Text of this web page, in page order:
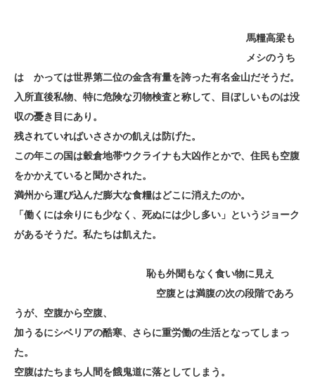
馬糧高梁も
メシのうち
は かっては世界第二位の金含有量を誇った有名金山だそうだ。
入所直後私物、特に危険な刃物検査と称して、目ぼしいものは没
収の憂き目にあり。
残されていればいささかの飢えは防げた。
この年この国は穀倉地帯ウクライナも大凶作とかで、住民も空腹
をかかえていると聞かされた。
満州から運び込んだ膨大な食糧はどこに消えたのか。
「働くには余りにも少なく、死ぬには少し多い」というジョーク
があるそうだ。私たちは飢えた。
恥も外聞もなく食い物に見え
空腹とは満腹の次の段階であろ
うが、空腹から空腹、
加うるにシベリアの酷寒、さらに重労働の生活となってしまっ
た。
空腹はたちまち人間を餓鬼道に落としてしまう。